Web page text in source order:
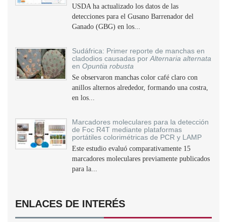
USDA ha actualizado los datos de las
detecciones para el Gusano Barrenador del
Ganado (GBG) en los...
Sudáfrica: Primer reporte de manchas en
cladodios causadas por Alternaria alternata
en Opuntia robusta
Se observaron manchas color café claro con
anillos alternos alrededor, formando una costra,
en los...
Marcadores moleculares para la detección
de Foc R4T mediante plataformas
portátiles colorimétricas de PCR y LAMP
Este estudio evaluó comparativamente 15
marcadores moleculares previamente publicados
para la...
ENLACES DE INTERÉS